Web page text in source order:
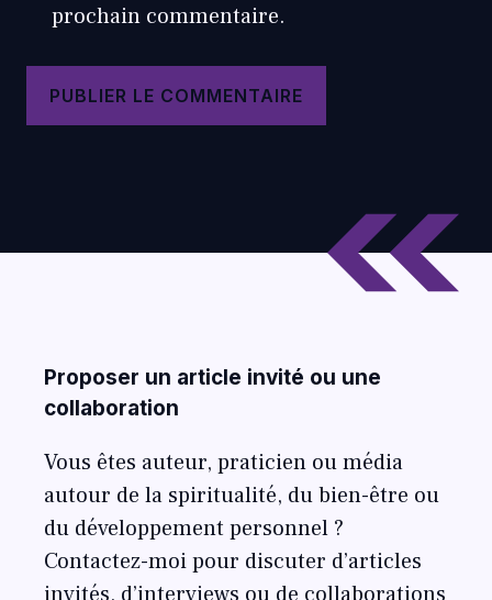
prochain commentaire.
Proposer un article invité ou une
collaboration
Vous êtes auteur, praticien ou média
autour de la spiritualité, du bien-être ou
du développement personnel ?
Contactez-moi pour discuter d’articles